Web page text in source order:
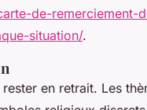
de-remerciement-
situation/.
en retrait. Les